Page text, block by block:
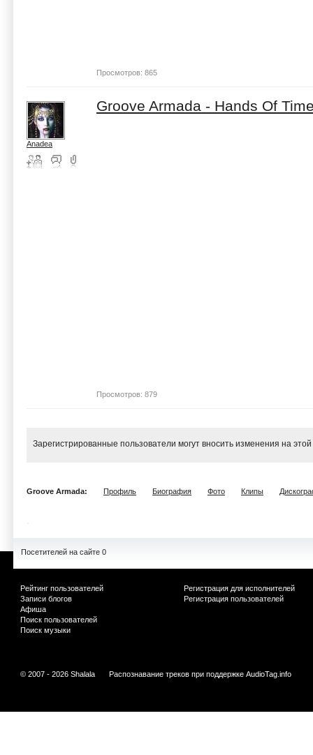
Просмотров: 865
Anadea
Groove Armada - Hands Of
Просмотров: 879
Зарегистрированные пользователи могут вносить изменения на
Groove Armada: Профиль Биография Фото Клипы
Посетителей на сайте 0
Рейтинг пользователей
Записи блогов
Афиша
Поиск пользователей
Поиск музыки
Регистрация для исполнителей
Регистрация пользователей
© 2007 - 2026 Shalala Распознавание треков при поддержке AudioTag.info